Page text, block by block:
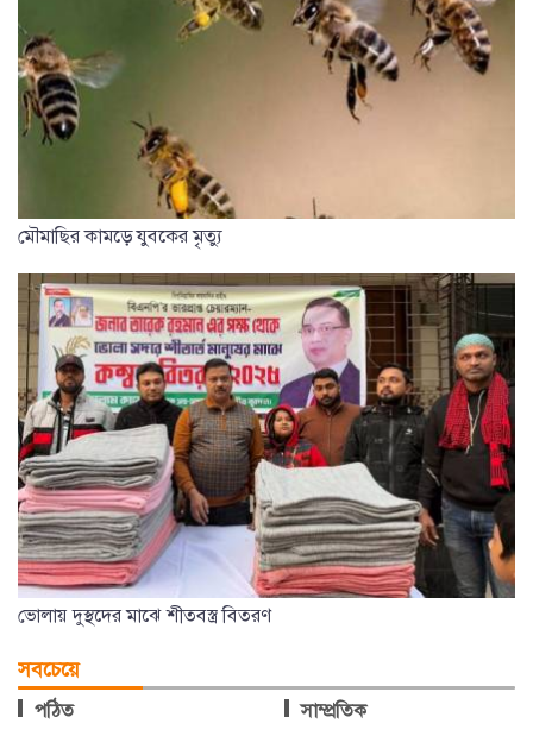
মৌমাছির কামড়ে যুবকের মৃত্যু
ভোলায় দুস্থদের মাঝে শীতবস্ত্র বিতরণ
সবচেয়ে
পঠিত সাম্প্রতিক